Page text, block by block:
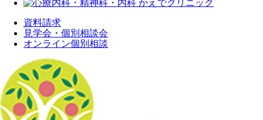
資料請求
見学会・個別相談会
オンライン個別相談